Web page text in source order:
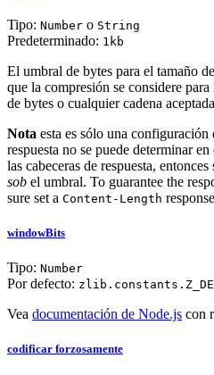
Tipo: Number o String
Predeterminado: 1kb
El umbral de bytes para el tamaño
que la compresión se considere
de bytes o cualquier cadena
Nota esta es sólo una configuración
respuesta no se puede determinar
las cabeceras de respuesta,
sob el umbral. To guarantee the
sure set a Content-Length
windowBits
Tipo: Number
Por defecto:
Vea documentación de Node.js con
codificar forzosamente